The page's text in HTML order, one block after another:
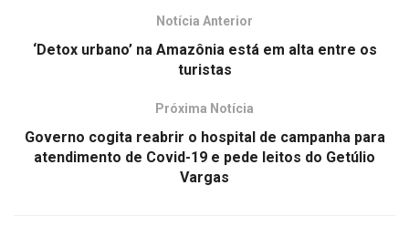
Notícia Anterior
‘Detox urbano’ na Amazônia está em alta entre os
turistas
Próxima Notícia
Governo cogita reabrir o hospital de campanha para
atendimento de Covid-19 e pede leitos do Getúlio
Vargas